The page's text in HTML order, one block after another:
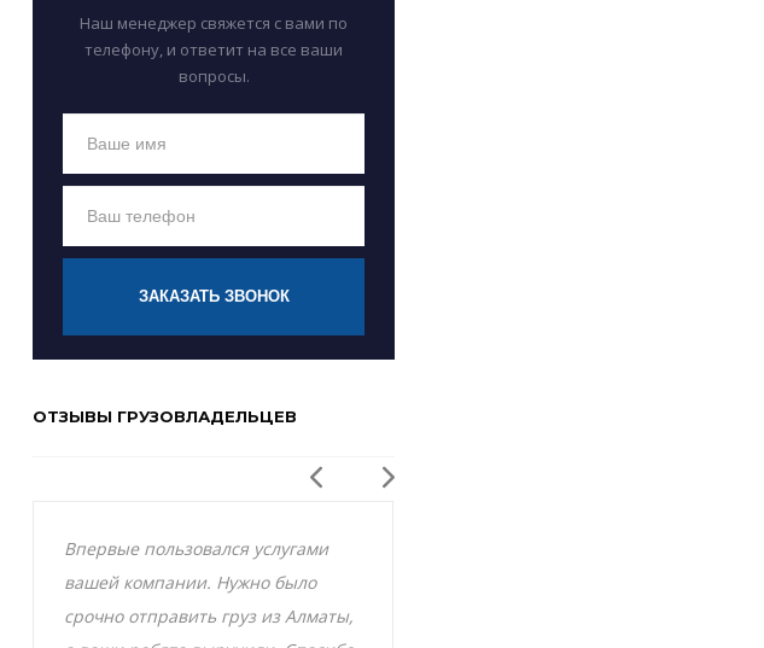
Наш менеджер свяжется с вами по
телефону, и ответит на все ваши
вопросы.
ЗАКАЗАТЬ ЗВОНОК
ОТЗЫВЫ ГРУЗОВЛАДЕЛЬЦЕВ
Впервые пользовался услугами
вашей компании. Нужно было
срочно отправить груз из Алматы,